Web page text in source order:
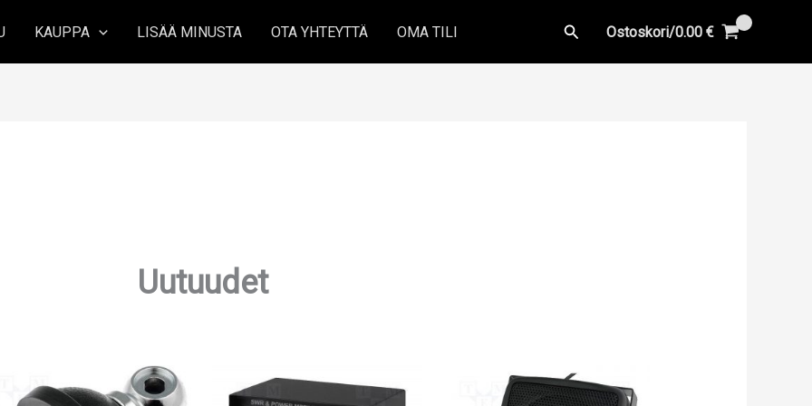
KAUPPA LISÄÄ MINUSTA OTA YHTEYTTÄ OMA TILI Hae Ostoskori/0.00 €
Uutuudet